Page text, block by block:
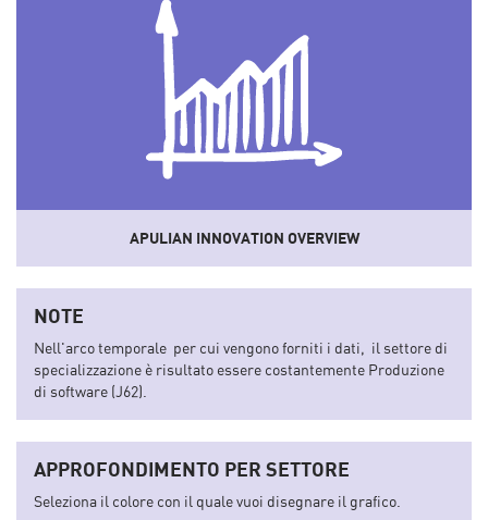
APULIAN INNOVATION OVERVIEW
Unostrumentoche sistematizza dati e informazioni del
sistema socio-economico e dell'innovazione regionale
convertendoli in indicatori sintetici.
NOTE
Nell'arco temporale per cui vengono forniti i dati, il settore di
specializzazione è risultato essere costantemente Produzione
di software (J62).
APPROFONDIMENTO PER SETTORE
Seleziona il colore con il quale vuoi disegnare il grafico.